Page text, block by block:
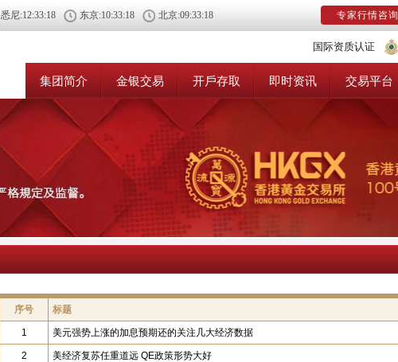
悉尼:12:33:19 东京:10:33:19 北京:09:33:19 专家行情咨询
国际资质认证
集团简介 金银交易 开戶存取 即时资讯 交易平台
序号 标题
1 美元强势上涨的加息预期还的关注几大经济数据
2 美经济复苏任重道远 QE政策形势大好